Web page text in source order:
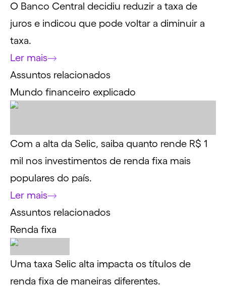
O Banco Central decidiu reduzir a taxa de
juros e indicou que pode voltar a diminuir a
taxa.
Ler mais
Assuntos relacionados
Mundo financeiro explicado
Com a alta da Selic, saiba quanto rende R$ 1
mil nos investimentos de renda fixa mais
populares do país.
Ler mais
Assuntos relacionados
Renda fixa
Uma taxa Selic alta impacta os títulos de
renda fixa de maneiras diferentes.